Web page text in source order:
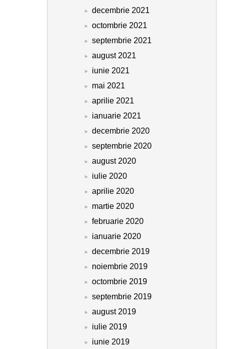
decembrie 2021
octombrie 2021
septembrie 2021
august 2021
iunie 2021
mai 2021
aprilie 2021
ianuarie 2021
decembrie 2020
septembrie 2020
august 2020
iulie 2020
aprilie 2020
martie 2020
februarie 2020
ianuarie 2020
decembrie 2019
noiembrie 2019
octombrie 2019
septembrie 2019
august 2019
iulie 2019
iunie 2019